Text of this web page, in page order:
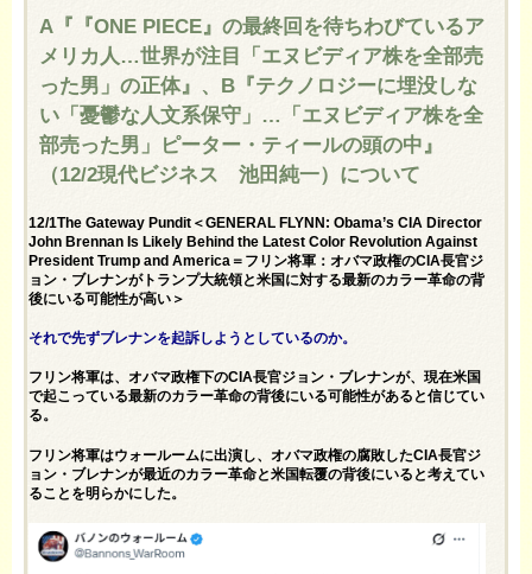
A『『ONE PIECE』の最終回を待ちわびているア
メリカ人…世界が注目「エヌビディア株を全部売
った男」の正体』、B『テクノロジーに埋没しな
い「憂鬱な人文系保守」…「エヌビディア株を全
部売った男」ピーター・ティールの頭の中』
（12/2現代ビジネス 池田純一）について
12/1The Gateway Pundit＜GENERAL FLYNN: Obama’s CIA Director
John Brennan Is Likely Behind the Latest Color Revolution Against
President Trump and America＝フリン将軍：オバマ政権のCIA長官ジ
ョン・ブレナンがトランプ大統領と米国に対する最新のカラー革命の背
後にいる可能性が高い＞
それで先ずブレナンを起訴しようとしているのか。
フリン将軍は、オバマ政権下のCIA長官ジョン・ブレナンが、現在米国
で起こっている最新のカラー革命の背後にいる可能性があると信じてい
る。
フリン将軍はウォールームに出演し、オバマ政権の腐敗したCIA長官ジ
ョン・ブレナンが最近のカラー革命と米国転覆の背後にいると考えてい
ることを明らかにした。